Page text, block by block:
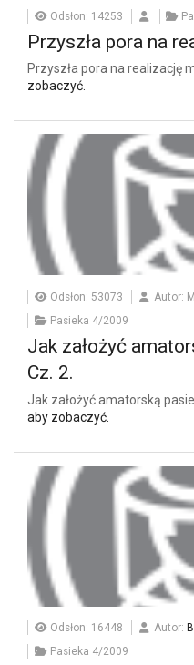
Odsłon: 14253
Przyszła pora na
Przyszła pora na realizację
zobaczyć.
Odsłon: 53073
Autor:
Pasieka 4/2009
Jak założyć
Cz. 2.
Jak założyć amatorską
aby zobaczyć.
Odsłon: 16448 Autor:
Pasieka 4/2009